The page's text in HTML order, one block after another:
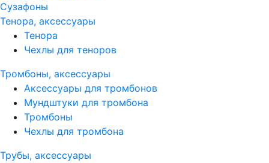
Сузафоны
Тенора, аксессуары
Тенора
Чехлы для теноров
Тромбоны, аксессуары
Аксессуары для тромбонов
Мундштуки для тромбона
Тромбоны
Чехлы для тромбона
Трубы, аксессуары